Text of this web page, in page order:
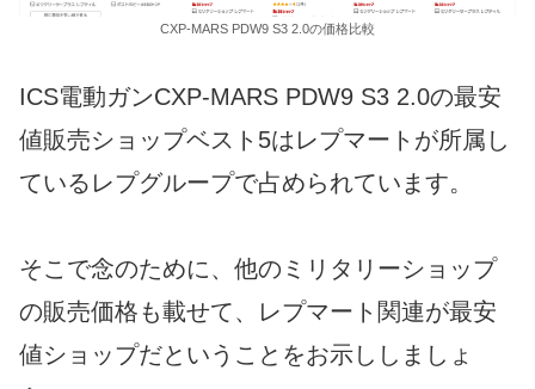
CXP-MARS PDW9 S3 2.0の価格比較
ICS電動ガンCXP-MARS PDW9 S3 2.0の最安
値販売ショップベスト5はレプマートが所属し
ているレプグループで占められています。
そこで念のために、他のミリタリーショップ
の販売価格も載せて、レプマート関連が最安
値ショップだということをお示ししましょ